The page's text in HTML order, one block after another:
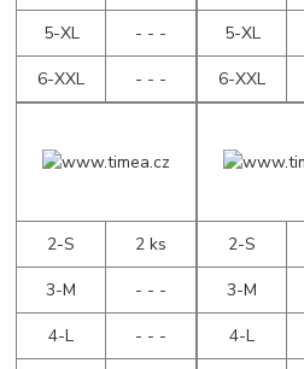
5-XL
- - -
6-XXL
- - -
5-XL
6-XXL
2-S
2 ks
3-M
- - -
4-L
- - -
2-S
3-M
4-L